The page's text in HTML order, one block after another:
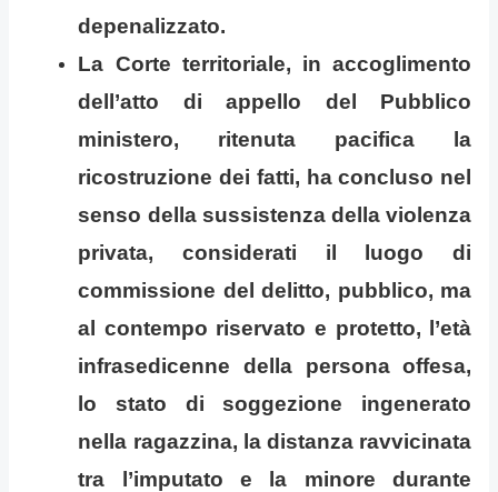
depenalizzato.
La Corte territoriale, in accoglimento
dell’atto di appello del Pubblico
ministero, ritenuta pacifica la
ricostruzione dei fatti, ha concluso nel
senso della sussistenza della violenza
privata, considerati il luogo di
commissione del delitto, pubblico, ma
al contempo riservato e protetto, l’età
infrasedicenne della persona offesa,
lo stato di soggezione ingenerato
nella ragazzina, la distanza ravvicinata
tra l’imputato e la minore durante